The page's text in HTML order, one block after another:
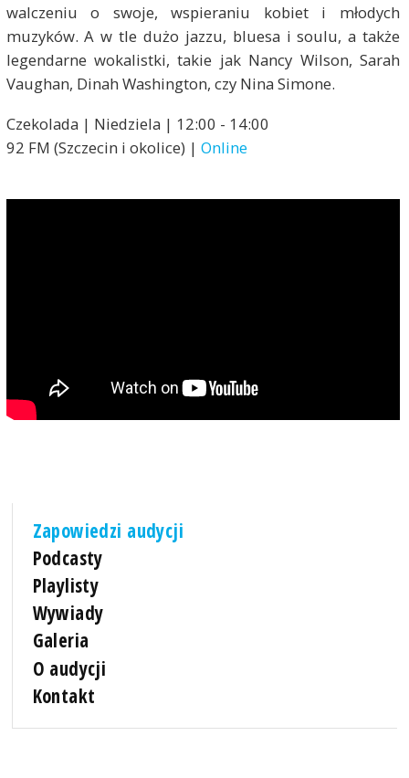
walczeniu o swoje, wspieraniu kobiet i młodych
muzyków. A w tle dużo jazzu, bluesa i soulu, a także
legendarne wokalistki, takie jak Nancy Wilson, Sarah
Vaughan, Dinah Washington, czy Nina Simone.
Czekolada | Niedziela | 12:00 - 14:00
92 FM (Szczecin i okolice) | Online
Zapowiedzi audycji
Podcasty
Playlisty
Wywiady
Galeria
O audycji
Kontakt